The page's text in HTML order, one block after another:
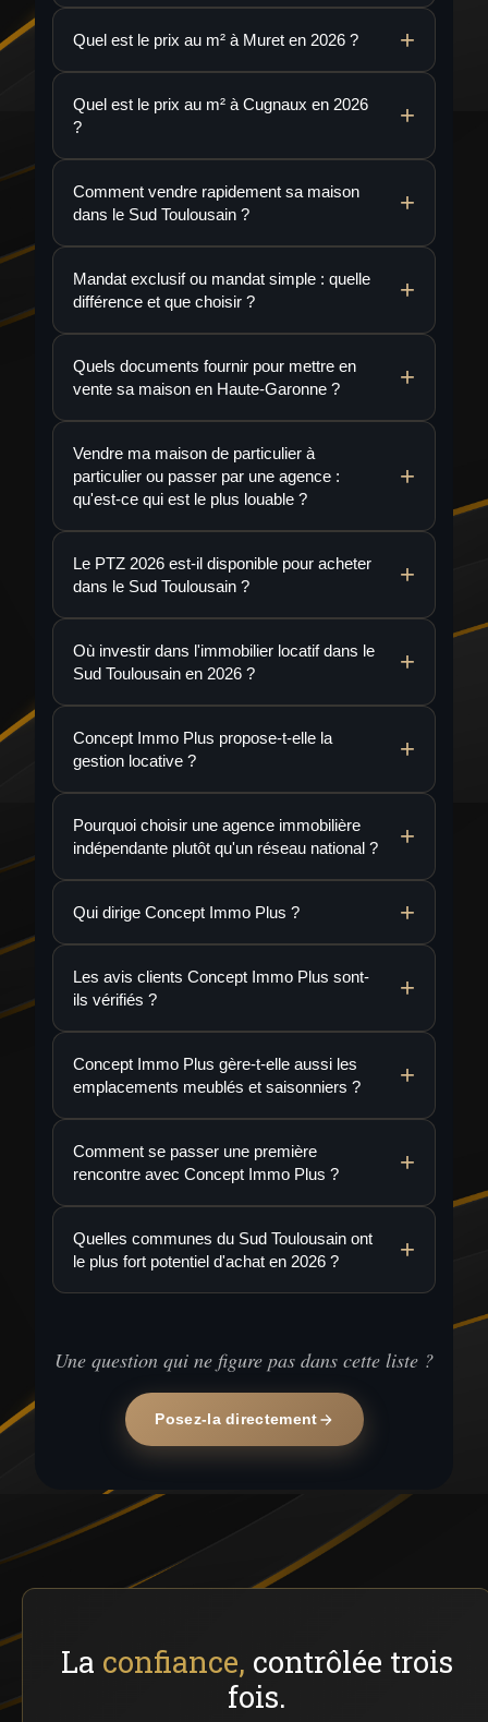
Quel est le prix au m² à Muret en 2026 ?
Quel est le prix au m² à Cugnaux en 2026
?
Comment vendre rapidement sa maison
dans le Sud Toulousain ?
Mandat exclusif ou mandat simple : quelle
différence et que choisir ?
Quels documents fournir pour mettre en
vente sa maison en Haute-Garonne ?
Vendre ma maison de particulier à
particulier ou passer par une agence :
qu'est-ce qui est le plus louable ?
Le PTZ 2026 est-il disponible pour acheter
dans le Sud Toulousain ?
Où investir dans l'immobilier locatif dans le
Sud Toulousain en 2026 ?
Concept Immo Plus propose-t-elle la
gestion locative ?
Pourquoi choisir une agence immobilière
indépendante plutôt qu'un réseau national ?
Qui dirige Concept Immo Plus ?
Les avis clients Concept Immo Plus sont-
ils vérifiés ?
Concept Immo Plus gère-t-elle aussi les
emplacements meublés et saisonniers ?
Comment se passer une première
rencontre avec Concept Immo Plus ?
Quelles communes du Sud Toulousain ont
le plus fort potentiel d'achat en 2026 ?
Une question qui ne figure pas dans cette liste ?
Posez-la directement
La confiance, contrôlée trois
fois.